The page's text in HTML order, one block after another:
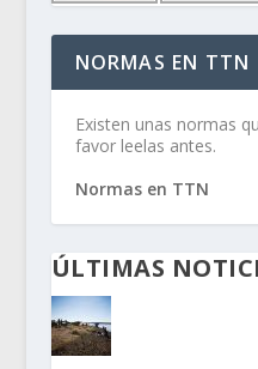
NORMAS EN TTN
Existen unas normas
favor leelas antes.
Normas en TTN
ÚLTIMAS